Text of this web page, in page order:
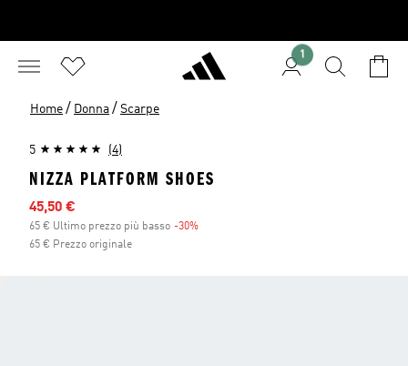
1
Home / Donna / Scarpe
5 (4)
NIZZA PLATFORM SHOES
Prezzo scontato
45,50 €
65 € Ultimo prezzo più basso -30%
65 € Prezzo originale